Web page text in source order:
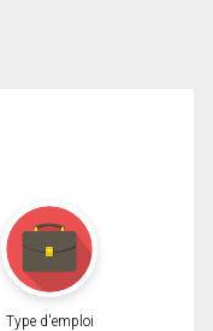
Type d'emploi